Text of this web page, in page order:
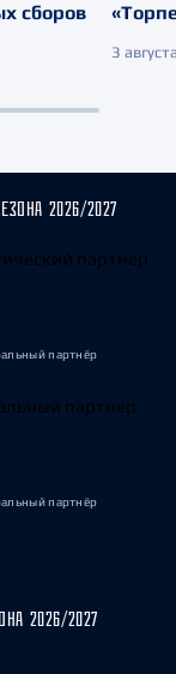
сборов
3
2026/2027
партнёр
партнёр
2026/2027